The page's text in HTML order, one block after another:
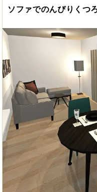
ソファでのんびりくつ